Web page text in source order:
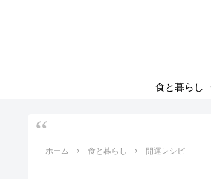
食と暮らし
ホーム 食と暮らし 開運レシピ